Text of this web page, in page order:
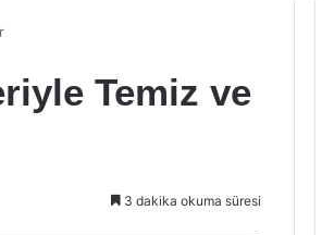
Temiz ve
3 dakika okuma süresi